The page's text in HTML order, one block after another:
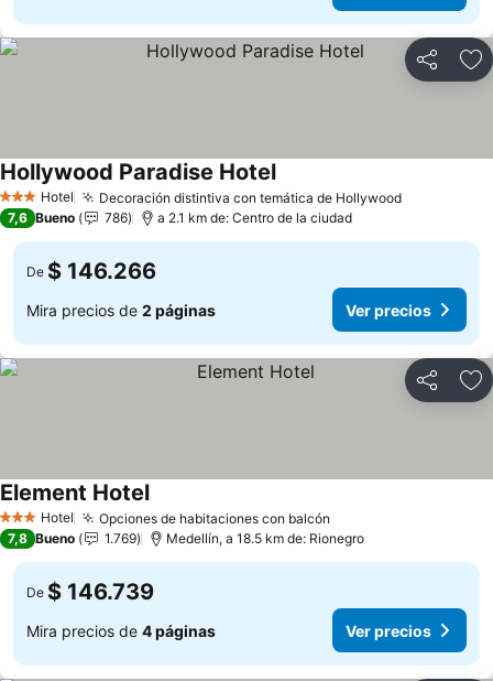
Compartir
3 Estrellas
Hotel Decoración distintiva con temática de HollywoodVer
Hollywood Paradise HotelVer precios
7,6 Bueno 786 a 2.1 km de: Centro de la ciudad
De $ 146.266
Mira precios de 2 páginas Ver precios
Compartir
3 Estrellas
Hotel Opciones de habitaciones con balcón
Element HotelVer precios
7,8 Bueno 1.769 Medellín, a 18.5 km de: Rionegro
De $ 146.739
Mira precios de 4 páginas Ver precios